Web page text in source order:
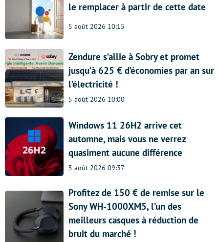
le remplacer à partir de cette date
5 août 2026 10:15
Zendure s’allie à Sobry et promet
jusqu’à 625 € d’économies par an sur
l’électricité !
5 août 2026 10:00
Windows 11 26H2 arrive cet
automne, mais vous ne verrez
quasiment aucune différence
5 août 2026 09:37
Profitez de 150 € de remise sur le
Sony WH-1000XM5, l’un des
meilleurs casques à réduction de
bruit du marché !